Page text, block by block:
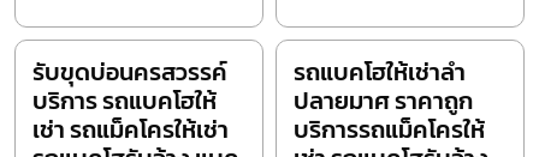
รับขุดบ่อนครสวรรค์
บริการ รถแบคโฮให้
เช่า รถแม็คโครให้เช่า
รถแบคโฮให้เช่าลำ
ปลายมาศ ราคาถูก
บริการรถแม็คโครให้